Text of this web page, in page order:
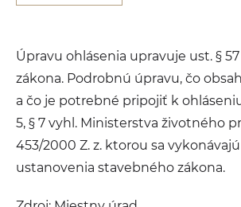
Úpravu ohlásenia upravuje ust. §
zákona. Podrobnú úpravu, čo
a čo je potrebné pripojiť k
5, § 7 vyhl. Ministerstva životného
453/2000 Z. z. ktorou sa
ustanovenia stavebného zákona.